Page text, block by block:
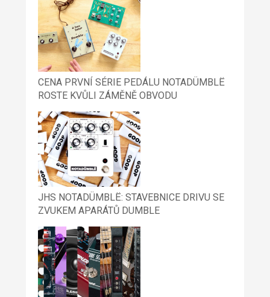
CENA PRVNÍ SÉRIE PEDÁLU NOTADÜMBLË
ROSTE KVŮLI ZÁMĚNĚ OBVODU
JHS NOTADÜMBLË: STAVEBNICE DRIVU SE
ZVUKEM APARÁTŮ DUMBLE